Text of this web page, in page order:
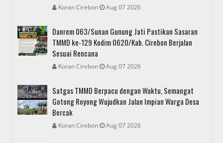
Koran Cirebon Aug 07 2026
Danrem 063/Sunan Gunung Jati Pastikan Sasaran
TMMD ke-129 Kodim 0620/Kab. Cirebon Berjalan
Sesuai Rencana
Koran Cirebon Aug 07 2026
Satgas TMMD Berpacu dengan Waktu, Semangat
Gotong Royong Wujudkan Jalan Impian Warga Desa
Bercak
Koran Cirebon Aug 07 2026